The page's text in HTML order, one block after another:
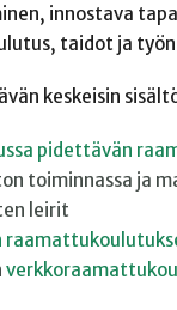
innostava
taidot ja
keskeisin
pidettävän
toiminnassa ja
leirit